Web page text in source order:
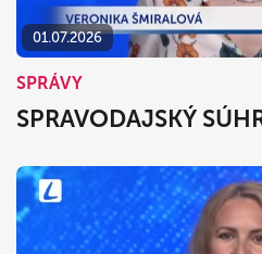
01.07.2026
SPRÁVY
SPRAVODAJSKÝ